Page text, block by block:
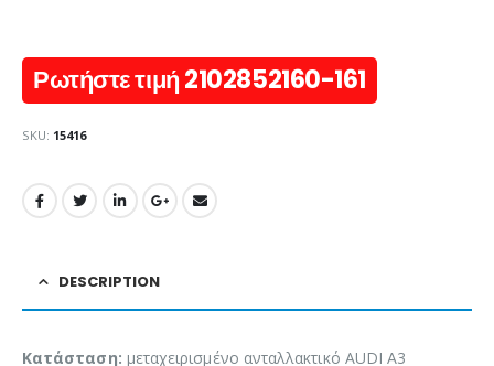
Ρωτήστε τιμή 2102852160-161
SKU: 15416
DESCRIPTION
Κατάσταση: μεταχειρισμένο ανταλλακτικό AUDI A3